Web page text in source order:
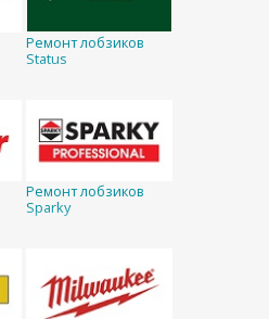
Ремонт лобзиков
Status
Ремонт лобзиков
Sparky